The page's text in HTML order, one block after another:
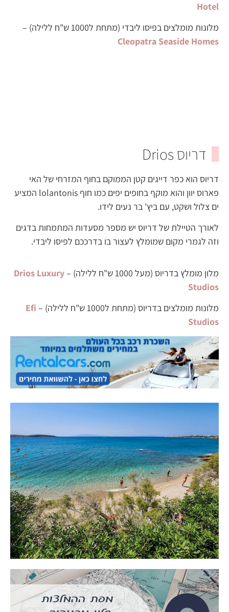
Hotel
מלונות מומלצים בפיסו ליבדי (מתחת ל1000 ש"ח ללילה) –
Cleopatra Seaside Homes
דריוס Drios
דריוס הוא כפר דייגים קטן הממוקם בחוף המזרחי של האי
פארוס יוון והוא מוקף בחופים יפים כמו חוף lolantonis המציע
ים צלול ושקט, עם ביץ' בר נעים לידו.
לאורך הטיילת של דריוס יש מספר מסעדות המתמחות בדגים
וזה לגמרי מקום שמומלץ לעצור בו בדרככם לפיסו ליבדי.
מלון מומלץ בדריוס (מעל 1000 ש"ח ללילה) –
Drios Luxury
Studios
מלונות מומלצים בדריוס (מתחת ל1000 ש"ח ללילה) –
Efi
Studios